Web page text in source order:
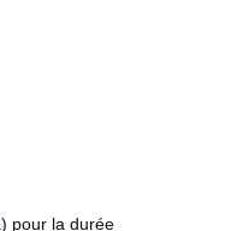
pour la durée